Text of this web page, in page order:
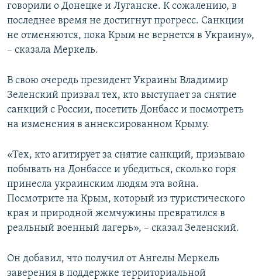
говорили о Донецке и Луганске. К сожалению, в
последнее время не достигнут прогресс. Санкции
не отменяются, пока Крым не вернется в Украину»,
– сказала Меркель.
В свою очередь президент Украины Владимир
Зеленский призвал тех, кто выступает за снятие
санкций с России, посетить Донбасс и посмотреть
на изменения в аннексированном Крыму.
«Тех, кто агитирует за снятие санкций, призываю
побывать на Донбассе и убедиться, сколько горя
принесла украинским людям эта война.
Посмотрите на Крым, который из туристического
края и природной жемчужины превратился в
реальный военный лагерь», – сказал Зеленский.
Он добавил, что получил от Ангелы Меркель
заверения в поддержке территориальной